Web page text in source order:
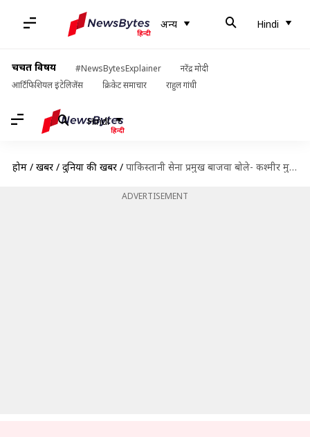
अन्य Hindi
चर्चित विषय #NewsBytesExplainer
नरेंद्र मोदी
आर्टिफिशियल इंटेलिजेंस
क्रिकेट समाचार राहुल गांधी
Hindi
होम / खबरें / दुनिया की खबरें / पाकिस्तानी सेना प्रमुख बाजवा बोले- कश्मीर मुद्दे का शांतिपूर्ण समाधान हो
ADVERTISEMENT